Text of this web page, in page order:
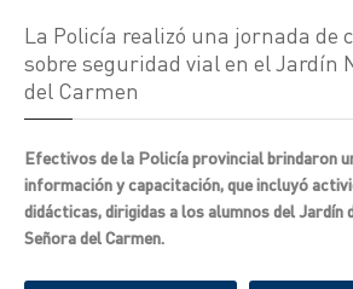
La Policía realizó una jornada de
sobre seguridad vial en el Jardín
del Carmen
Efectivos de la Policía provincial brindaron
información y capacitación, que incluyó
didácticas, dirigidas a los alumnos del
Señora del Carmen.